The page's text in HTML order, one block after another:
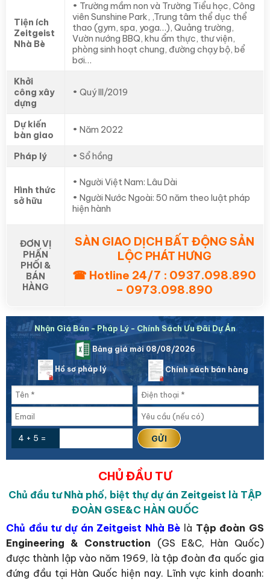
Tiện ích
Zeitgeist
Nhà Bè
• Trường mầm non và Trường Tiểu học, Công
viên Sunshine Park, ,Trung tâm thể dục thể
thao (gym, spa, yoga…), Quảng trường,
Vườn nướng BBQ, khu ẩm thực, thư viện,
phòng sinh hoạt chung, đường chạy bộ, bể
bơi…
Khởi
công xây
dựng
• Quý III/2019
Dự kiến
bàn giao
• Năm 2022
Pháp lý • Sổ hồng
Hình thức
sở hữu
• Người Việt Nam: Lâu Dài
• Người Nước Ngoài: 50 năm theo luật pháp
hiện hành
ĐƠN VỊ
PHẤN
PHỐI &
BÁN
HÀNG
SÀN GIAO DỊCH BẤT ĐỘNG SẢN
LỘC PHÁT HƯNG
☎ Hotline 24/7 : 0937.098.890
– 0973.098.890
Nhận Giá Bán - Pháp Lý - Chính Sách Ưu Đãi Dự Án
Bảng giá mới 08/08/2026
Hồ sơ pháp lý Chính sách bán hàng
4 + 5 =
CHỦ ĐẦU TƯ
Chủ đầu tư Nhà phố, biệt thự dự án Zeitgeist là TẬP
ĐOÀN GSE&C HÀN QUỐC
Chủ đầu tư dự án Zeitgeist Nhà Bè là Tập đoàn GS
Engineering & Construction (GS E&C, Hàn Quốc)
được thành lập vào năm 1969, là tập đoàn đa quốc gia
đứng đầu tại Hàn Quốc hiện nay. Lĩnh vực kinh doanh: